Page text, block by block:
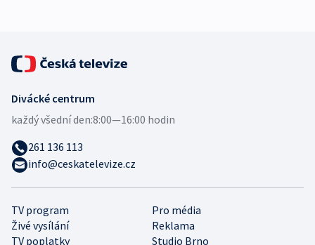
TV program
Pro média
Živé vysílání
Reklama
TV poplatky
Studio Brno
Divácké centrum
každý všední den:8:00—16:00 hodin
261 136 113
info@ceskatelevize.cz